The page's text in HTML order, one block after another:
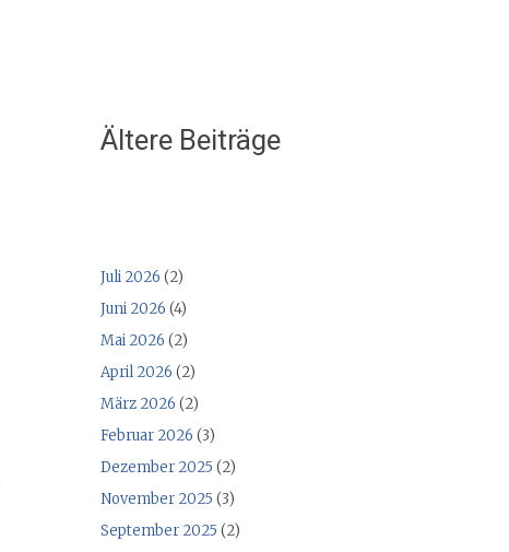
Ältere Beiträge
Juli 2026 (2)
Juni 2026 (4)
Mai 2026 (2)
April 2026 (2)
März 2026 (2)
Februar 2026 (3)
Dezember 2025 (2)
November 2025 (3)
September 2025 (2)